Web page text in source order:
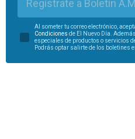
Regístrate a Boletín
Al someter tu correo electrónico,
Condiciones de El Nuevo Día.
especiales de productos o servicios
Podrás optar salirte de los boletines